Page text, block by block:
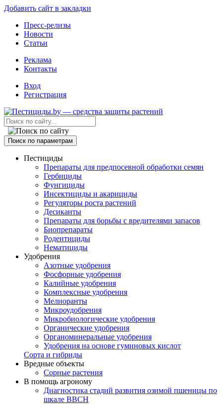
Добавить сайт в закладки
Пресс-релизы
Новости
Статьи
Реклама
Контакты
Вход
Регистрация
Поиск по параметрам
Пестициды
Препараты для предпосевной обработки семян
Гербициды
Фунгициды
Инсектициды и акарициды
Регуляторы роста растений
Десиканты
Препараты для борьбы с вредителями запасов
Биопрепараты
Родентициды
Нематициды
Удобрения
Азотные удобрения
Фосфорные удобрения
Калийные удобрения
Комплексные удобрения
Мелиоранты
Микроудобрения
Микробиологические удобрения
Органические удобрения
Органоминеральные удобрения
Удобрения на основе гуминовых кислот
Сорта и гибриды
Вредные объекты
Сорные растения
В помощь агроному
Диагностика стадий развития озимой пшеницы по
шкале ВВСН